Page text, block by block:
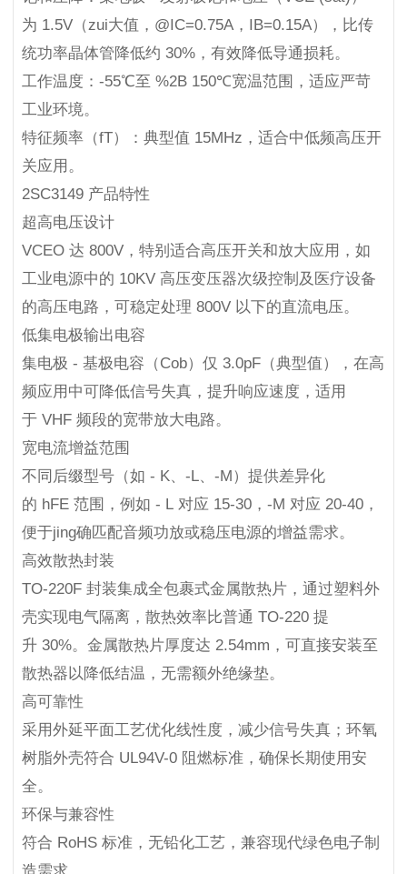
为 1.5V（zui大值，@IC=0.75A，IB=0.15A），比传
统功率晶体管降低约 30%，有效降低导通损耗。
工作温度：-55℃至 %2B 150℃宽温范围，适应严苛
工业环境。
特征频率（fT）：典型值 15MHz，适合中低频高压开
关应用。
2SC3149 产品特性
超高电压设计
VCEO 达 800V，特别适合高压开关和放大应用，如
工业电源中的 10KV 高压变压器次级控制及医疗设备
的高压电路，可稳定处理 800V 以下的直流电压。
低集电极输出电容
集电极 - 基极电容（Cob）仅 3.0pF（典型值），在高
频应用中可降低信号失真，提升响应速度，适用
于 VHF 频段的宽带放大电路。
宽电流增益范围
不同后缀型号（如 - K、-L、-M）提供差异化
的 hFE 范围，例如 - L 对应 15-30，-M 对应 20-40，
便于jing确匹配音频功放或稳压电源的增益需求。
高效散热封装
TO-220F 封装集成全包裹式金属散热片，通过塑料外
壳实现电气隔离，散热效率比普通 TO-220 提
升 30%。金属散热片厚度达 2.54mm，可直接安装至
散热器以降低结温，无需额外绝缘垫。
高可靠性
采用外延平面工艺优化线性度，减少信号失真；环氧
树脂外壳符合 UL94V-0 阻燃标准，确保长期使用安
全。
环保与兼容性
符合 RoHS 标准，无铅化工艺，兼容现代绿色电子制